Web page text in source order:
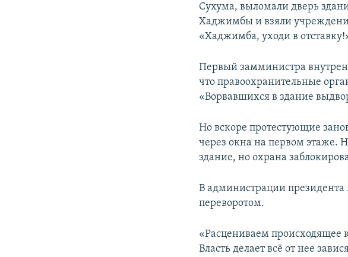
Сухума, выломали дверь
Хаджимбы и взяли
«Хаджимба, уходи в
Первый замминистра
что правоохранительные
«Ворвавшихся в здание
Но вскоре протестующие
через окна на первом этаже.
здание, но охрана
В администрации президента
переворотом.
«Расцениваем происходящее
Власть делает всё от нее